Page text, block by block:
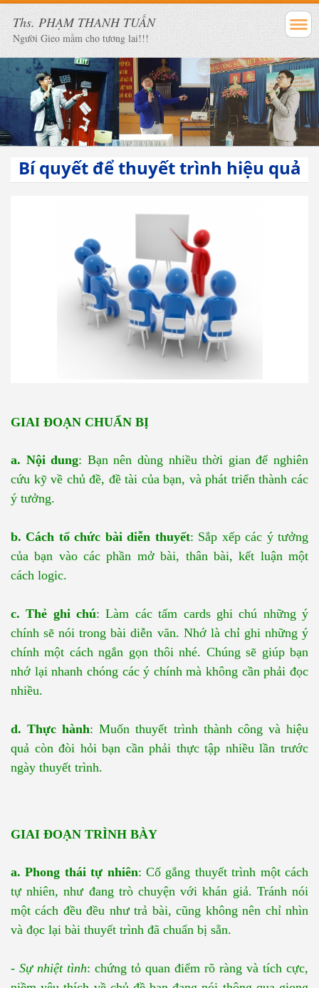
Ths. PHẠM THANH TUẤN
Người Gieo mầm cho tương lai!!!
Bí quyết để thuyết trình hiệu quả
GIAI ĐOẠN CHUẨN BỊ
a. Nội dung: Bạn nên dùng nhiều thời gian để nghiên
cứu kỹ về chủ đề, đề tài của bạn, và phát triển thành các
ý tưởng.
b. Cách tổ chức bài diễn thuyết: Sắp xếp các ý tưởng
của bạn vào các phần mở bài, thân bài, kết luận một
cách logic.
c. Thẻ ghi chú: Làm các tấm cards ghi chú những ý
chính sẽ nói trong bài diễn văn. Nhớ là chỉ ghi những ý
chính một cách ngắn gọn thôi nhé. Chúng sẽ giúp bạn
nhớ lại nhanh chóng các ý chính mà không cần phải đọc
nhiều.
d. Thực hành: Muốn thuyết trình thành công và hiệu
quả còn đòi hỏi bạn cần phải thực tập nhiều lần trước
ngày thuyết trình.
GIAI ĐOẠN TRÌNH BÀY
a. Phong thái tự nhiên: Cố gắng thuyết trình một cách
tự nhiên, như đang trò chuyện với khán giả. Tránh nói
một cách đều đều như trả bài, cũng không nên chỉ nhìn
và đọc lại bài thuyết trình đã chuẩn bị sẵn.
- Sự nhiệt tình: chứng tỏ quan điểm rõ ràng và tích cực,